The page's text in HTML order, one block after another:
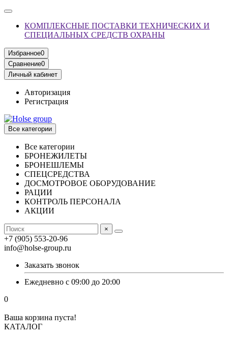
КОМПЛЕКСНЫЕ ПОСТАВКИ ТЕХНИЧЕСКИХ И
СПЕЦИАЛЬНЫХ СРЕДСТВ ОХРАНЫ
Избранное0
Сравнение0
Личный кабинет
Авторизация
Регистрация
Все категории
Все категории
БРОНЕЖИЛЕТЫ
БРОНЕШЛЕМЫ
СПЕЦСРЕДСТВА
ДОСМОТРОВОЕ ОБОРУДОВАНИЕ
РАЦИИ
КОНТРОЛЬ ПЕРСОНАЛА
АКЦИИ
×
+7 (905) 553-20-96
info@holse-group.ru
Заказать звонок
Ежедневно с 09:00 до 20:00
0
Ваша корзина пуста!
КАТАЛОГ